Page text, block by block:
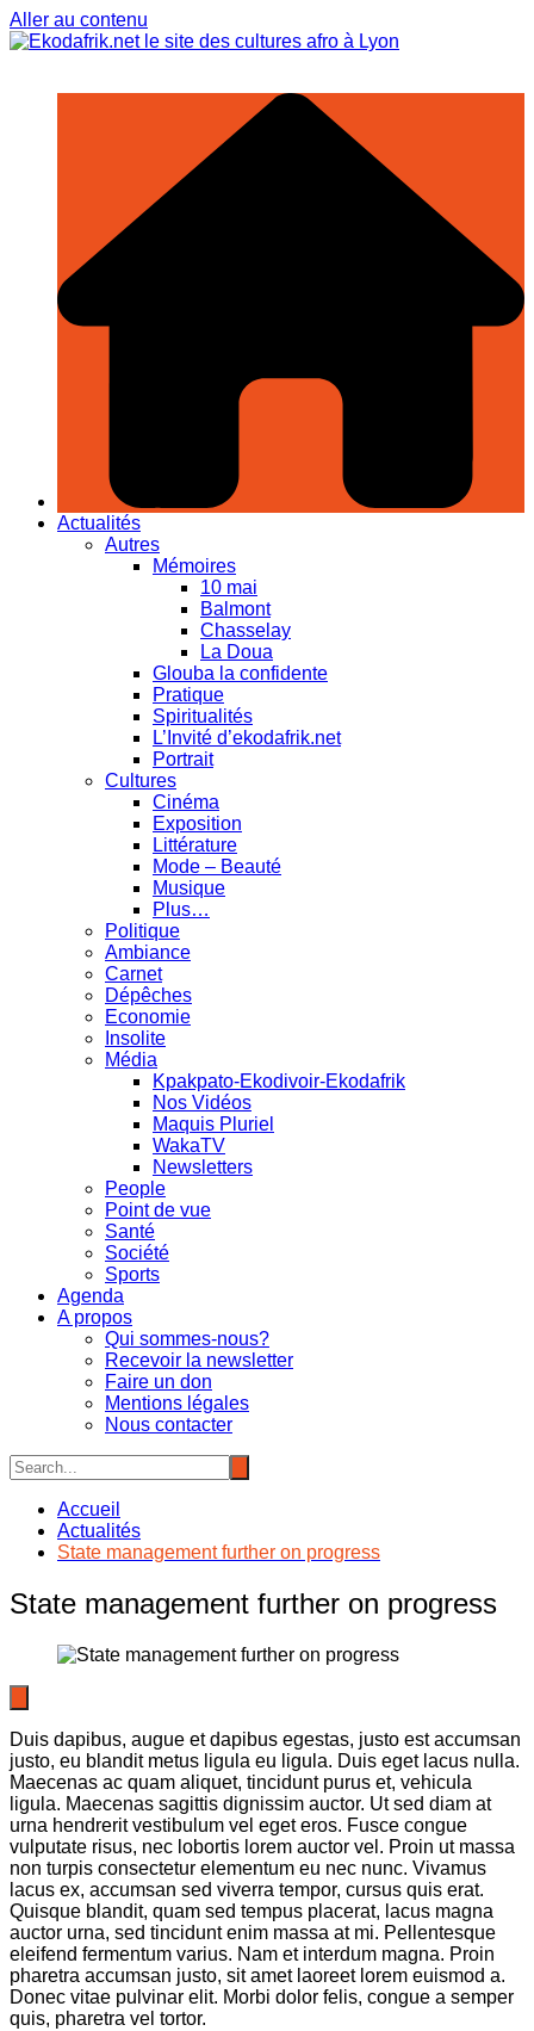
Aller au contenu
Actualités
Autres
Mémoires
10 mai
Balmont
Chasselay
La Doua
Glouba la confidente
Pratique
Spiritualités
L’Invité d’ekodafrik.net
Portrait
Cultures
Cinéma
Exposition
Littérature
Mode – Beauté
Musique
Plus…
Politique
Ambiance
Carnet
Dépêches
Economie
Insolite
Média
Kpakpato-Ekodivoir-Ekodafrik
Nos Vidéos
Maquis Pluriel
WakaTV
Newsletters
People
Point de vue
Santé
Société
Sports
Agenda
A propos
Qui sommes-nous?
Recevoir la newsletter
Faire un don
Mentions légales
Nous contacter
Accueil
Actualités
State management further on progress
State management further on progress
Duis dapibus, augue et dapibus egestas, justo est accumsan
justo, eu blandit metus ligula eu ligula. Duis eget lacus nulla.
Maecenas ac quam aliquet, tincidunt purus et, vehicula
ligula. Maecenas sagittis dignissim auctor. Ut sed diam at
urna hendrerit vestibulum vel eget eros. Fusce congue
vulputate risus, nec lobortis lorem auctor vel. Proin ut massa
non turpis consectetur elementum eu nec nunc. Vivamus
lacus ex, accumsan sed viverra tempor, cursus quis erat.
Quisque blandit, quam sed tempus placerat, lacus magna
auctor urna, sed tincidunt enim massa at mi. Pellentesque
eleifend fermentum varius. Nam et interdum magna. Proin
pharetra accumsan justo, sit amet laoreet lorem euismod a.
Donec vitae pulvinar elit. Morbi dolor felis, congue a semper
quis, pharetra vel tortor.